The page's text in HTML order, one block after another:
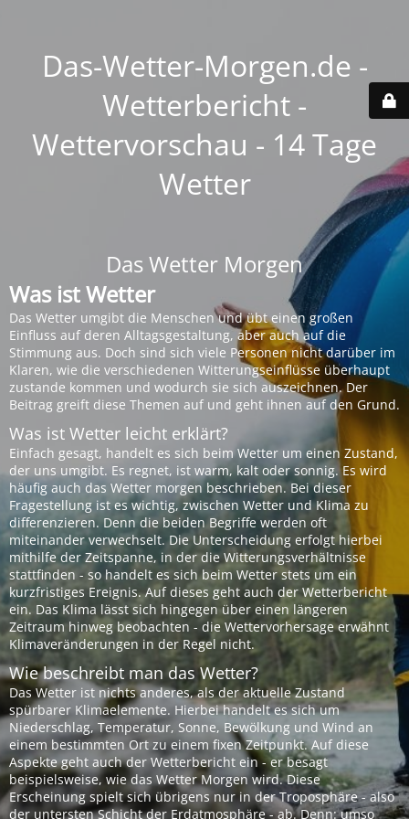
Das-Wetter-Morgen.de -
Wetterbericht -
Wettervorschau - 14 Tage
Wetter
Das Wetter Morgen
Was ist Wetter
Das Wetter umgibt die Menschen und übt einen großen
Einfluss auf deren Alltagsgestaltung, aber auch auf die
Stimmung aus. Doch sind sich viele Personen nicht darüber im
Klaren, wie die verschiedenen Witterungseinflüsse überhaupt
zustande kommen und wodurch sie sich auszeichnen. Der
Beitrag greift diese Themen auf und geht ihnen auf den Grund.
Was ist Wetter leicht erklärt?
Einfach gesagt, handelt es sich beim Wetter um einen Zustand,
der uns umgibt. Es regnet, ist warm, kalt oder sonnig. Es wird
häufig auch das Wetter morgen beschrieben. Bei dieser
Fragestellung ist es wichtig, zwischen Wetter und Klima zu
differenzieren. Denn die beiden Begriffe werden oft
miteinander verwechselt. Die Unterscheidung erfolgt hierbei
mithilfe der Zeitspanne, in der die Witterungsverhältnisse
stattfinden - so handelt es sich beim Wetter stets um ein
kurzfristiges Ereignis. Auf dieses geht auch der Wetterbericht
ein. Das Klima lässt sich hingegen über einen längeren
Zeitraum hinweg beobachten - die Wettervorhersage erwähnt
Klimaveränderungen in der Regel nicht.
Wie beschreibt man das Wetter?
Das Wetter ist nichts anderes, als der aktuelle Zustand
spürbarer Klimaelemente. Hierbei handelt es sich um
Niederschlag, Temperatur, Sonne, Bewölkung und Wind an
einem bestimmten Ort zu einem fixen Zeitpunkt. Auf diese
Aspekte geht auch der Wetterbericht ein - er besagt
beispielsweise, wie das Wetter Morgen wird. Diese
Erscheinung spielt sich übrigens nur in der Troposphäre - also
der untersten Schicht der Erdatmosphäre - ab. Denn: umso